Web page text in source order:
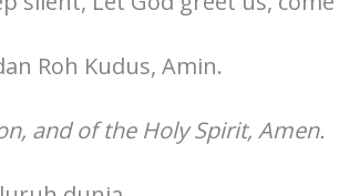
Roh Kudus, Amin.
and of the Holy Spirit, Amen.